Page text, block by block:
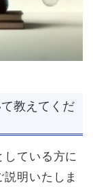
教えてくだ
している方に
明いたしま